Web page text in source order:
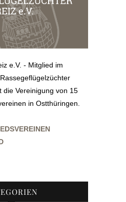
e.V. - Mitglied im
die Vereinigung von 15
in Ostthüringen.